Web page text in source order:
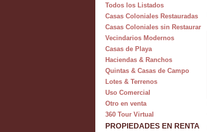
Todos los Listados
Casas Coloniales Restauradas
Casas Coloniales sin Restaurar
Vecindarios Modernos
Casas de Playa
Haciendas & Ranchos
Quintas & Casas de Campo
Lotes & Terrenos
Uso Comercial
Otro en venta
360 Tour Virtual
PROPIEDADES EN RENTA